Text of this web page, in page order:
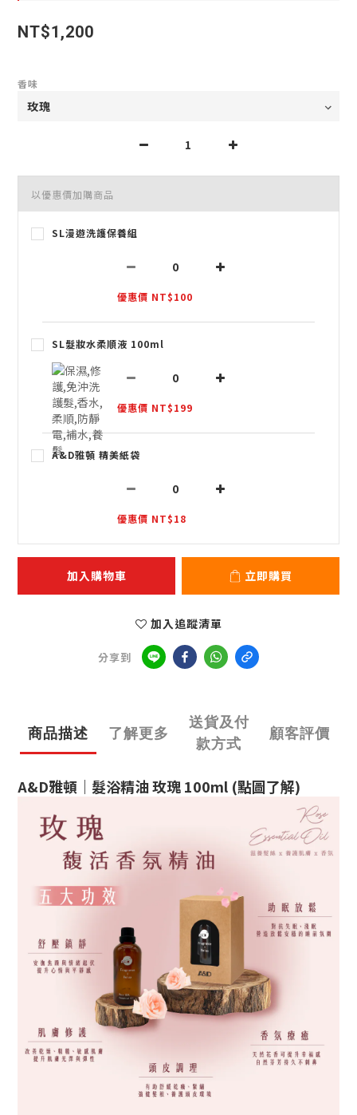
NT$1,200
香味
以優惠價加購商品
SL漫遊洗護保養組
優惠價 NT$100
SL髮妝水柔順液 100ml
優惠價 NT$199
A&D雅頓 精美紙袋
優惠價 NT$18
加入購物車 立即購買
加入追蹤清單
分享到
商品描述 了解更多
送貨及付
款方式
顧客評價
A&D雅頓｜髮浴精油 玫瑰 100ml (點圖了解)